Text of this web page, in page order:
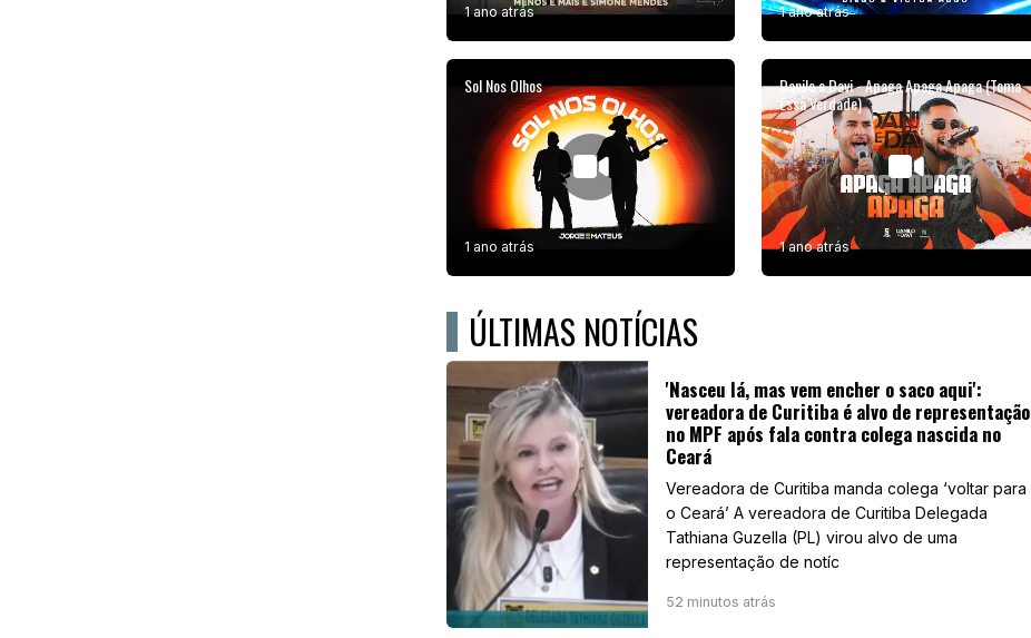
1 ano atrás 1 ano atrás
Sol Nos Olhos
1 ano atrás
Danilo e Davi - Apaga Apaga Apaga (Toma
Essa Verdade)
1 ano atrás
ÚLTIMAS NOTÍCIAS
'Nasceu lá, mas vem encher o saco aqui':
vereadora de Curitiba é alvo de representação
no MPF após fala contra colega nascida no
Ceará
Vereadora de Curitiba manda colega ‘voltar para
o Ceará’ A vereadora de Curitiba Delegada
Tathiana Guzella (PL) virou alvo de uma
representação de notíc
52 minutos atrás